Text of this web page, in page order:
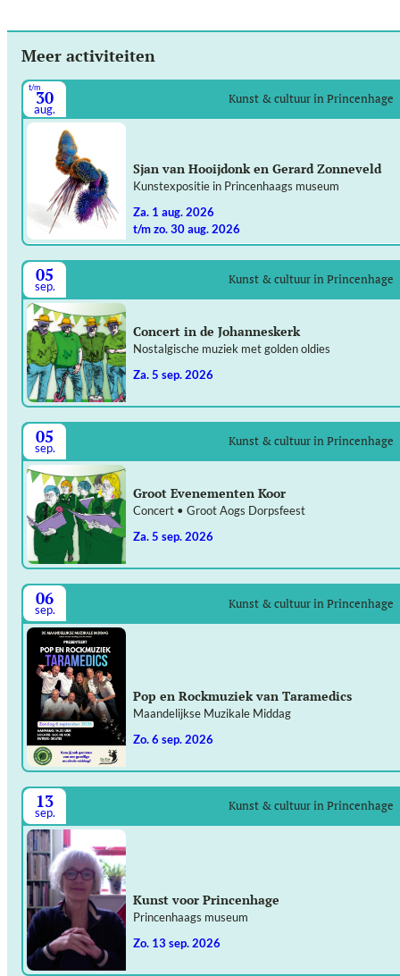
Meer activiteiten
t/m
30
aug.
Kunst & cultuur in Princenhage
Sjan van Hooijdonk en Gerard Zonneveld
Kunstexpositie in Princenhaags museum
za. 1 aug. 2026
t/m zo. 30 aug. 2026
05
sep. Kunst & cultuur in Princenhage
Concert in de Johanneskerk
Nostalgische muziek met golden oldies
za. 5 sep. 2026
05
sep. Kunst & cultuur in Princenhage
Groot Evenementen Koor
Concert • Groot Aogs Dorpsfeest
za. 5 sep. 2026
06
sep. Kunst & cultuur in Princenhage
Pop en Rockmuziek van Taramedics
Maandelijkse Muzikale Middag
zo. 6 sep. 2026
13
sep. Kunst & cultuur in Princenhage
Kunst voor Princenhage
Princenhaags museum
zo. 13 sep. 2026